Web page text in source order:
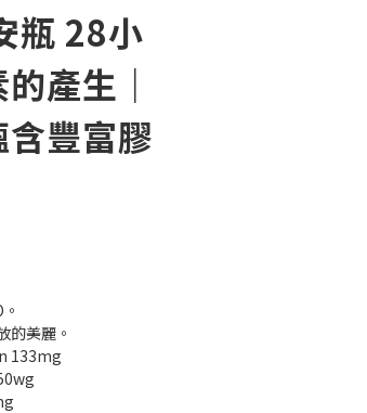
瓶 28小
產生｜
豐富膠
的美麗。
133mg